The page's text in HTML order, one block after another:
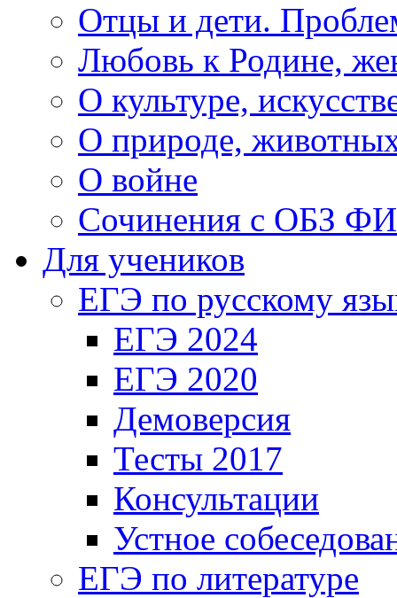
Отцы и дети.
Любовь к Родине,
О культуре,
О природе,
О войне
Сочинения с ОБЗ
Для учеников
ЕГЭ по русскому
ЕГЭ 2024
ЕГЭ 2020
Демоверсия
Тесты 2017
Консультации
Устное
ЕГЭ по литературе